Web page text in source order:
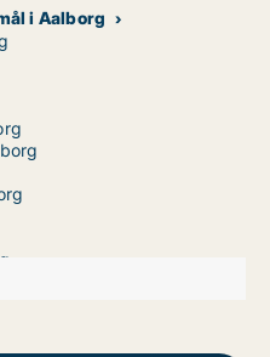
i Aalborg